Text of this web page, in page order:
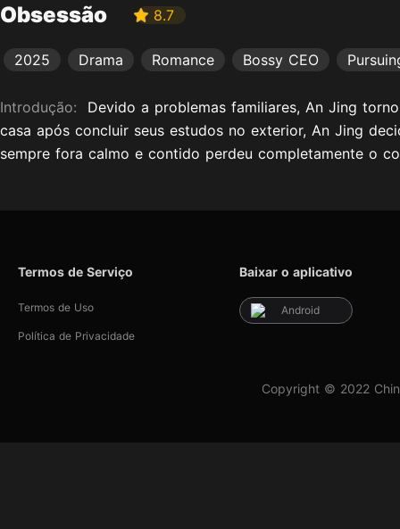
Obsessão 8.7
2025 Drama Romance Bossy CEO
Introdução: Devido a problemas familiares, An Jing
casa após concluir seus estudos no exterior, An Jing
sempre fora calmo e contido perdeu completamente o
Termos de Serviço
Termos de Uso
Política de Privacidade
Baixar o aplicativo
Android
Copyright © 2022